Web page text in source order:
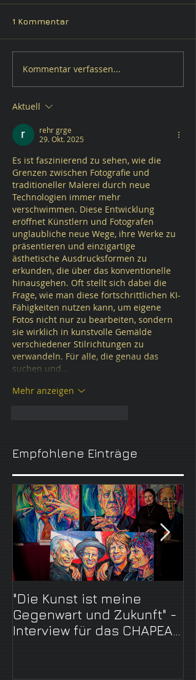
1 Kommentar
Kommentar verfassen...
Aktuell
rehr grge
29. Okt. 2025
Es ist faszinierend zu sehen, wie die
Grenzen zwischen Fotografie und
traditioneller Malerei durch neue
Technologien immer mehr
verschwimmen. Diese Entwicklung
eröffnet Künstlern und Fotografen
unglaubliche neue Wege, ihre Werke zu
präsentieren und einzigartige
ästhetische Ausdrucksformen zu
erkunden, die über das konventionelle
hinausgehen. Oft stellt sich dabei die
Frage, wie man diese fortschrittlichen KI-
Fähigkeiten nutzen kann, um eigene
Fotos nicht nur zu bearbeiten, sondern
sie wirklich in kunstvolle Gemälde
verschiedener Stilrichtungen zu
verwandeln. Für alle, die genau das
suchen und…
Mehr anzeigen
Empfohlene Einträge
"Die Kunst ist meine
Gegenwart und Zukunft" -
Interview für das CHAPEAU